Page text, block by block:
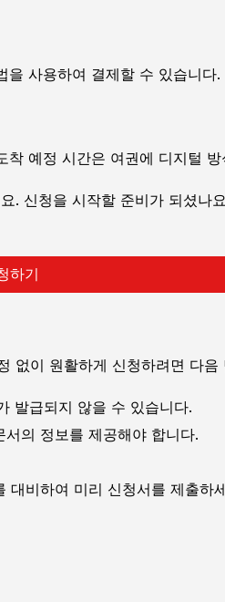
을 사용하여 결제할 수 있습니다.
착 예정 시간은 여권에 디지털
. 신청을 시작할 준비가 되셨나
하기
없이 원활하게 신청하려면 다음
발급되지 않을 수 있습니다.
의 정보를 제공해야 합니다.
대비하여 미리 신청서를 제출하